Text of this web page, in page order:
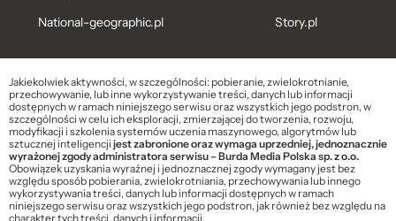
National-geographic.pl Story.pl
Jakiekolwiek aktywności, w szczególności: pobieranie, zwielokrotnianie,
przechowywanie, lub inne wykorzystywanie treści, danych lub informacji
dostępnych w ramach niniejszego serwisu oraz wszystkich jego podstron, w
szczególności w celu ich eksploracji, zmierzającej do tworzenia, rozwoju,
modyfikacji i szkolenia systemów uczenia maszynowego, algorytmów lub
sztucznej inteligencjijest zabronione oraz wymaga uprzedniej, jednoznacznie
wyrażonej zgody administratora serwisu – Burda Media Polska sp. z o.o.
Obowiązek uzyskania wyraźnej i jednoznacznej zgody wymagany jest bez
względu sposób pobierania, zwielokrotniania, przechowywania lub innego
wykorzystywania treści, danych lub informacji dostępnych w ramach
niniejszego serwisu oraz wszystkich jego podstron, jak również bez względu na